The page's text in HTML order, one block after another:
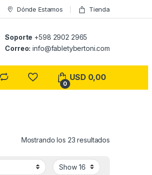
Dónde Estamos Tienda
Soporte +598 2902 2965
Correo: info@fabletybertoni.com
0
USD 0,00
Mostrando los 23 resultados